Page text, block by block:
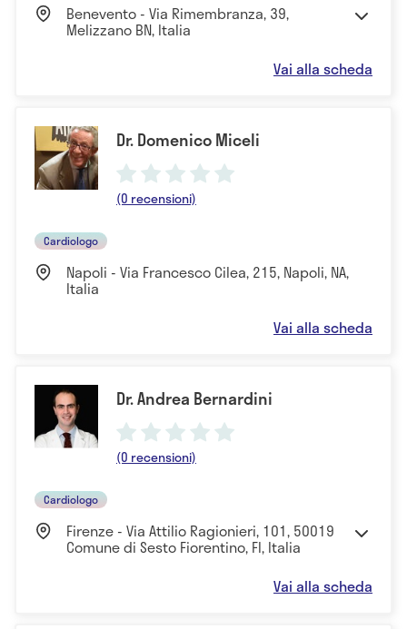
Benevento - Via Rimembranza, 39,
Melizzano BN, Italia
Vai alla scheda
Dr. Domenico Miceli
(0 recensioni)
Cardiologo
Napoli - Via Francesco Cilea, 215, Napoli, NA,
Italia
Vai alla scheda
Dr. Andrea Bernardini
(0 recensioni)
Cardiologo
Firenze - Via Attilio Ragionieri, 101, 50019
Comune di Sesto Fiorentino, FI, Italia
Vai alla scheda